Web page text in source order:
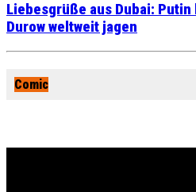
Liebesgrüße aus Dubai:
Durow weltweit jagen
Comic